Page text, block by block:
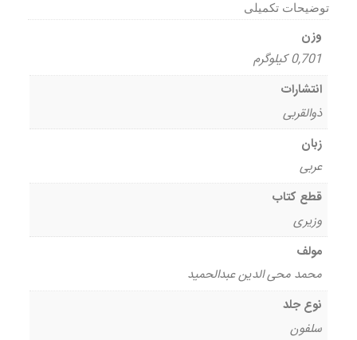
توضیحات تکمیلی
وزن
0,701 کیلوگرم
انتشارات
ذوالقربی
زبان
عربی
قطع کتاب
وزیری
مولف
محمد محی الدین عبدالحمید
نوع جلد
سلفون